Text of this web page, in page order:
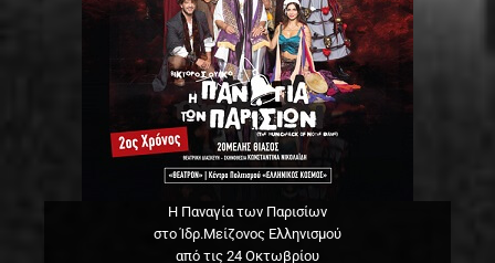
Η Παναγία των Παρισίων
στο Ίδρ.Μείζονος Ελληνισμού
από τις 24 Οκτωβρίου